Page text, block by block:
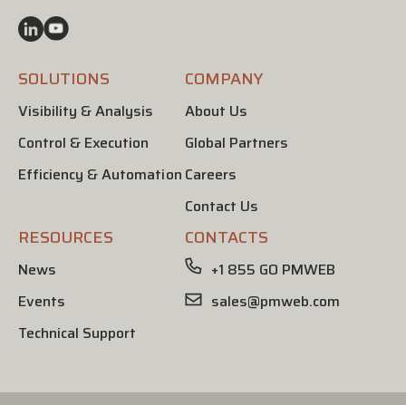
SOLUTIONS
Visibility & Analysis
Control & Execution
Efficiency & Automation
COMPANY
About Us
Global Partners
Careers
Contact Us
RESOURCES
News
Events
Technical Support
CONTACTS
+1 855 GO PMWEB
sales@pmweb.com